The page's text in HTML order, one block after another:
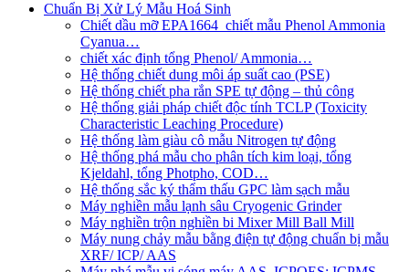
Chuẩn Bị Xử Lý Mẫu Hoá Sinh
Chiết dầu mỡ EPA1664_chiết mẫu Phenol Ammonia
Cyanua…
chiết xác định tổng Phenol/ Ammonia…
Hệ thống chiết dung môi áp suất cao (PSE)
Hệ thống chiết pha rắn SPE tự động – thủ công
Hệ thống giải pháp chiết độc tính TCLP (Toxicity
Characteristic Leaching Procedure)
Hệ thống làm giàu cô mẫu Nitrogen tự động
Hệ thống phá mẫu cho phân tích kim loại, tổng
Kjeldahl, tổng Photpho, COD…
Hệ thống sắc ký thẩm thấu GPC làm sạch mẫu
Máy nghiền mẫu lạnh sâu Cryogenic Grinder
Máy nghiền trộn nghiền bi Mixer Mill Ball Mill
Máy nung chảy mẫu bằng điện tự động chuẩn bị mẫu
XRF/ ICP/ AAS